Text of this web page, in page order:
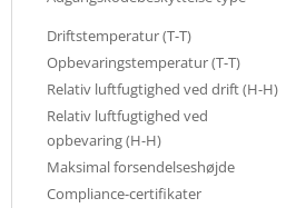
Driftstemperatur (T-T)
Opbevaringstemperatur (T-T)
Relativ luftfugtighed ved drift (H-H)
Relativ luftfugtighed ved
opbevaring (H-H)
Maksimal forsendelseshøjde
Compliance-certifikater